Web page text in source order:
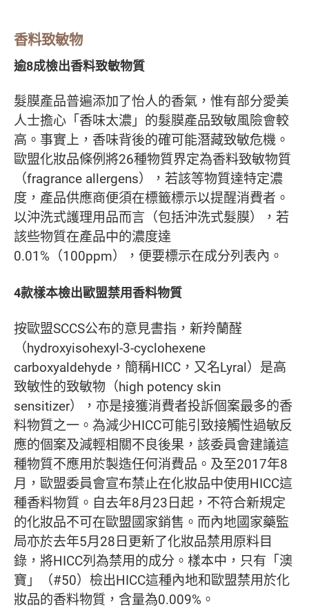
香料致敏物
逾8成檢出香料致敏物質
髮膜產品普遍添加了怡人的香氣，惟有部分愛美
人士擔心「香味太濃」的髮膜產品致敏風險會較
高。事實上，香味背後的確可能潛藏致敏危機。
歐盟化妝品條例將26種物質界定為香料致敏物質
（fragrance allergens），若該等物質達特定濃
度，產品供應商便須在標籤標示以提醒消費者。
以沖洗式護理用品而言（包括沖洗式髮膜），若
該些物質在產品中的濃度達
0.01%（100ppm），便要標示在成分列表內。
4款樣本檢出歐盟禁用香料物質
按歐盟SCCS公布的意見書指，新羚蘭醛
（hydroxyisohexyl-3-cyclohexene
carboxyaldehyde，簡稱HICC，又名Lyral）是高
致敏性的致敏物（high potency skin
sensitizer），亦是接獲消費者投訴個案最多的香
料物質之一。為減少HICC可能引致接觸性過敏反
應的個案及減輕相關不良後果，該委員會建議這
種物質不應用於製造任何消費品。及至2017年8
月，歐盟委員會宣布禁止在化妝品中使用HICC這
種香料物質。自去年8月23日起，不符合新規定
的化妝品不可在歐盟國家銷售。而內地國家藥監
局亦於去年5月28日更新了化妝品禁用原料目
錄，將HICC列為禁用的成分。樣本中，只有「澳
寶」（#50）檢出HICC這種內地和歐盟禁用於化
妝品的香料物質，含量為0.009%。